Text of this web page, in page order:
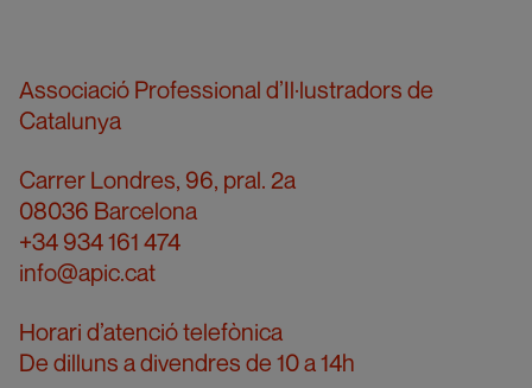
Associació Professional d’Il·lustradors de
Catalunya
Carrer Londres, 96, pral. 2a
08036 Barcelona
+34 934 161 474
info@apic.cat
Horari d’atenció telefònica
De dilluns a divendres de 10 a 14h